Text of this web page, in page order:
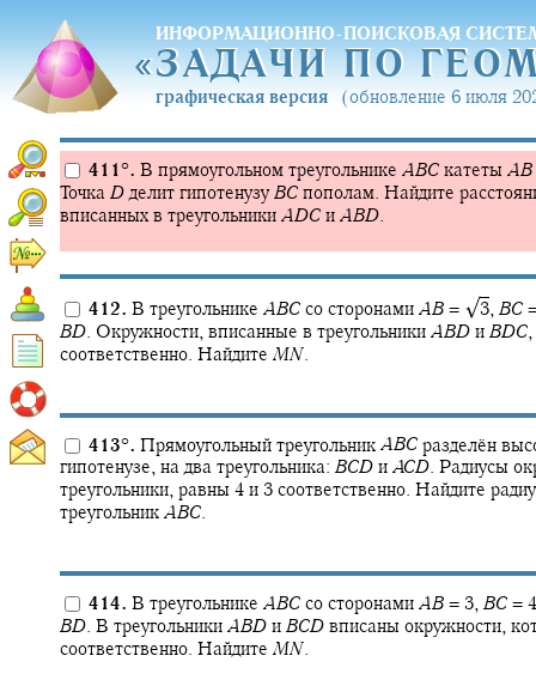
ИНФОРМАЦИОННО-ПОИСКОВАЯ
«ЗАДАЧИ ПО
«ЗАДАЧИ ПО
графическая версия (обновление 6 июля
411°. В прямоугольном треугольнике ABC катеты AB
Точка Dделит гипотенузуBC пополам. Найдите
вписанных в треугольники ADC и ABD.
412. В треугольнике ABC со сторонами AB = ‍ √3, BC
BD. Окружности, вписанные в треугольники ABD и BDC,
соответственно. Найдите MN.
413°. Прямоугольный треугольник ABC разделён
гипотенузе, на два треугольника: BCD и ACD. Радиусы
треугольники, равны 4 и 3 соответственно. Найдите
треугольник ABC.
414. В треугольнике ABC со сторонами AB = 3, BC = 4
BD. В треугольники ABD и BCD вписаны окружности,
соответственно. Найдите MN.